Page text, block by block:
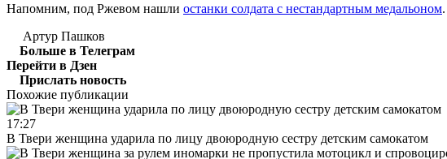
Напомним, под Ржевом нашли останки солдата с нестандартным медальоном.
Артур Пашков
Больше в Телеграм
Перейти в Дзен
Прислать новость
Похожие публикации
17:27
В Твери женщина ударила по лицу двоюродную сестру детским самокатом